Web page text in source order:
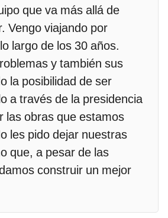
que va más allá de
Vengo viajando por
largo de los 30 años.
y también sus
la posibilidad de ser
a través de la presidencia
las obras que estamos
les pido dejar nuestras
que, a pesar de las
construir un mejor